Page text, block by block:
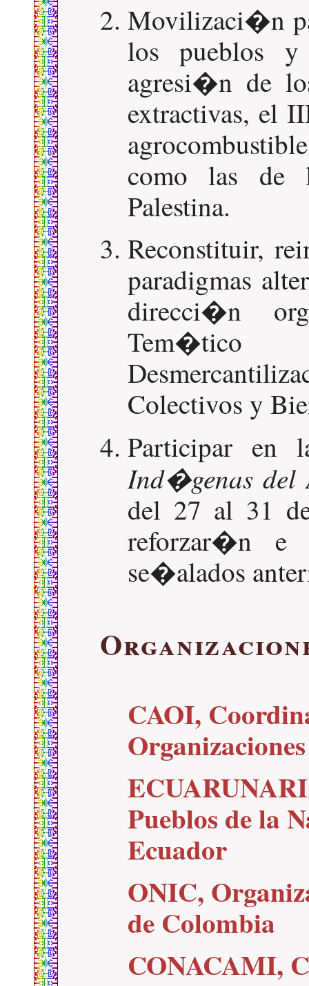
Movilizaci�n
los pueblos
agresi�n de
extractivas, el
como las
Palestina.
Reconstituir,
paradigmas
direcci�n
Tem�tico
Colectivos y
Participar
Ind�genas del
del 27 al 31
reforzar�n e
se�alados
CAOI,
Pueblos de la
Ecuador
ONIC,
de Colombia
CONACAMI,